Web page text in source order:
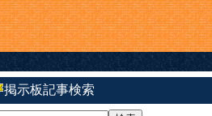
掲示板記事検索